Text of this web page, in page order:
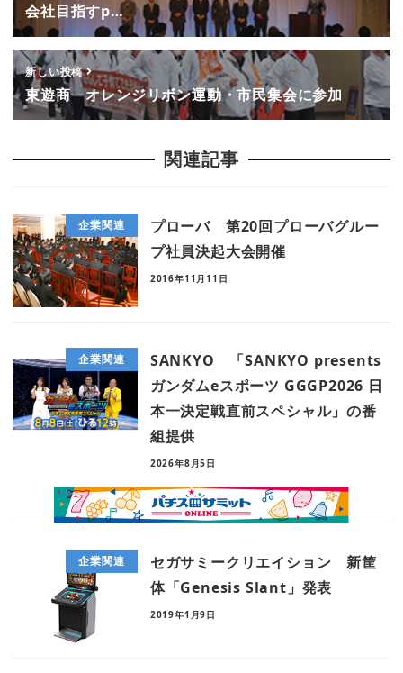
会社目指すp…
新しい投稿
東遊商 オレンジリボン運動・市民集会に参加
関連記事
企業関連
プローバ 第20回プローバグルー
プ社員決起大会開催
2016年11月11日
企業関連
SANKYO 「SANKYO presents
ガンダムeスポーツ GGGP2026 日
本一決定戦直前スペシャル」の番
組提供
2026年8月5日
企業関連
セガサミークリエイション 新筐
体「Genesis Slant」発表
2019年1月9日